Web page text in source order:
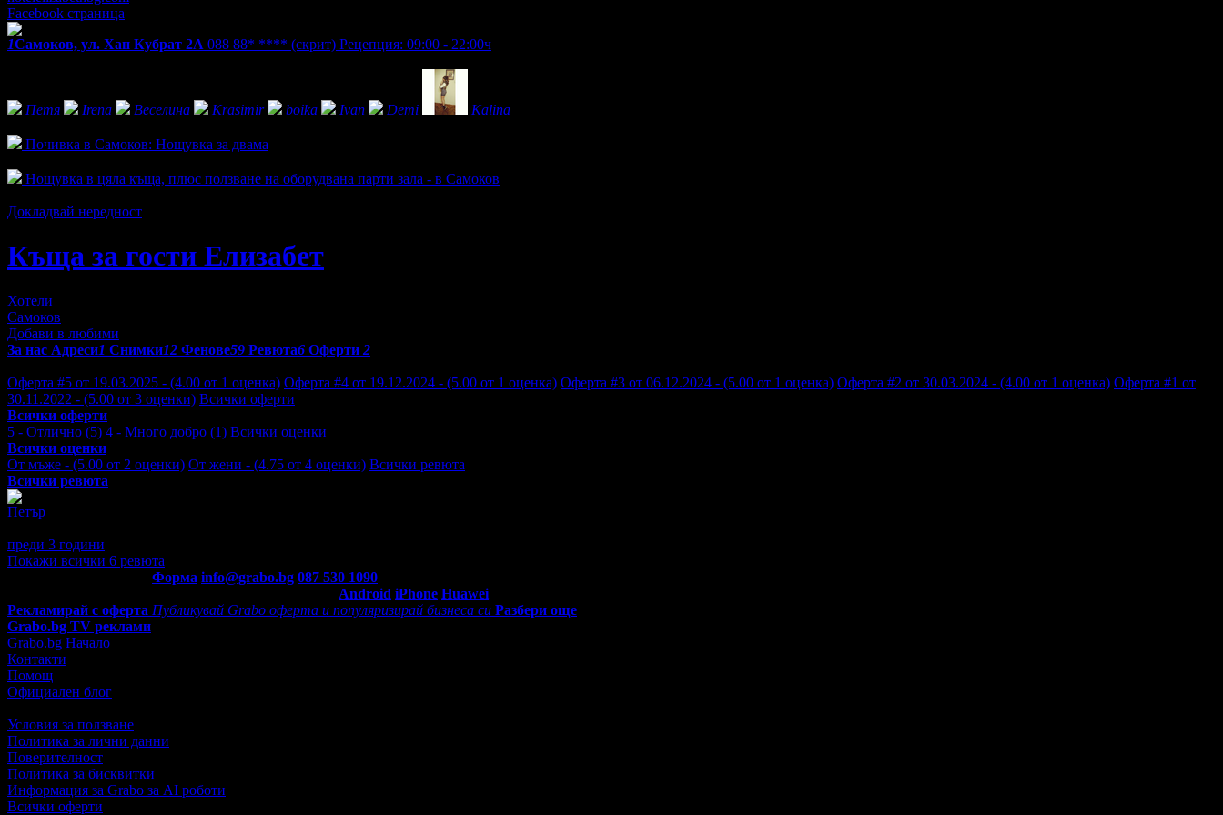
Facebook страница
1Самоков, ул. Хан Кубрат 2А 088 88* **** (скрит) Рецепция: 09:00 - 22:00ч
Петя Irena Веселина Krasimir boika Ivan Demi
Kalina
Почивка в Самоков: Нощувка за двама
Нощувка в цяла къща, плюс ползване на оборудвана парти зала - в Самоков
Докладвай нередност
Къща за гости Елизабет
Хотели
Самоков
Добави в любими
За нас Адреси1 Снимки12 Фенове59 Ревюта6 Оферти 2
Оферта #5 от 19.03.2025 - (4.00 от 1 оценка) Оферта #4 от 19.12.2024 - (5.00 от 1 оценка) Оферта #3 от 06.12.2024 - (5.00 от 1 оценка) Оферта #2 от 30.03.2024 - (4.00 от 1 оценка) Оферта #1 от
30.11.2022 - (5.00 от 3 оценки) Всички оферти
Всички оферти
5 - Отлично (5) 4 - Много добро (1) Всички оценки
Всички оценки
От мъже - (5.00 от 2 оценки) От жени - (4.75 от 4 оценки) Всички ревюта
Всички ревюта
Петър
преди 3 години
Покажи всички 6 ревюта
Форма info@grabo.bg 087 530 1090
Android iPhone Huawei
Рекламирай с оферта Публикувай Grabo оферта и популяризирай бизнеса си Разбери още
Grabo.bg TV реклами
Grabo.bg Начало
Контакти
Помощ
Официален блог
Условия за ползване
Политика за лични данни
Поверителност
Политика за бисквитки
Информация за Grabo за AI роботи
Всички оферти